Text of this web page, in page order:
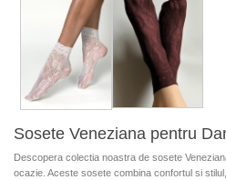
Sosete Veneziana pentru
Descopera colectia noastra de sosete
ocazie. Aceste sosete combina confortul si